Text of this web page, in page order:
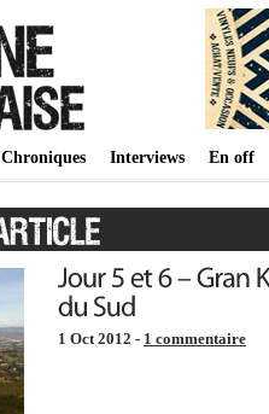
Chroniques Interviews En off
1 Oct 2012 - 1 commentaire